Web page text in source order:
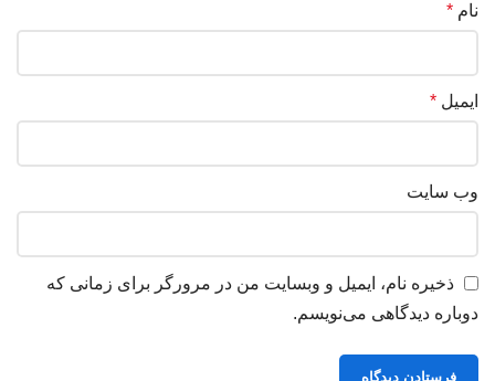
نام *
ایمیل *
وب‌ سایت
ذخیره نام، ایمیل و وبسایت من در مرورگر برای زمانی که
دوباره دیدگاهی می‌نویسم.